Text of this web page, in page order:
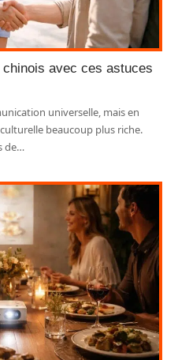
avec ces astuces
universelle, mais en
beaucoup plus riche.
de…